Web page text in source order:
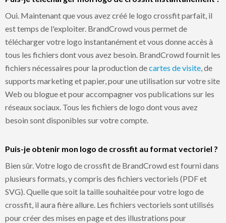
Oui. Maintenant que vous avez créé le logo crossfit parfait, il
est temps de l'exploiter. BrandCrowd vous permet de
télécharger votre logo instantanément et vous donne accès à
tous les fichiers dont vous avez besoin. BrandCrowd fournit les
fichiers nécessaires pour la production decartes de visite , de
supports marketing et papier, pour une utilisation sur votre site
Web ou blogue et pour accompagner vos publications sur les
réseaux sociaux. Tous les fichiers de logo dont vous avez
besoin sont disponibles sur votre compte.
Puis-je obtenir mon logo de crossfit au format vectoriel ?
Bien sûr. Votre logo de crossfit de BrandCrowd est fourni dans
plusieurs formats, y compris des fichiers vectoriels (PDF et
SVG). Quelle que soit la taille souhaitée pour votre logo de
crossfit, il aura fière allure. Les fichiers vectoriels sont utilisés
pour créer des mises en page et des illustrations pour